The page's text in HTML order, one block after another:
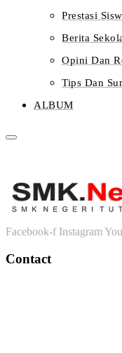
Prestasi
Berita
Opini Dan
Tips Dan
ALBUM
Facebook-f Instagram
Contact